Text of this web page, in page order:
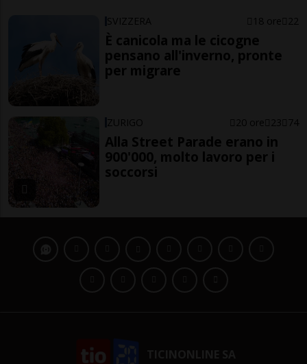
SVIZZERA 18 ore 22
È canicola ma le cicogne
pensano all'inverno, pronte
per migrare
ZURIGO 20 ore 23 74
Alla Street Parade erano in
900'000, molto lavoro per i
soccorsi